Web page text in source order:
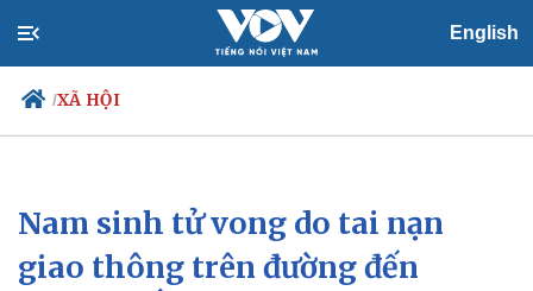
English
/XÃ HỘI
Chính trị
Đảng
Tổ chức nhân sự
Xã hội
Tin 24h
Dự báo thời tiết
Nam sinh tử vong do tai nạn
giao thông trên đường đến